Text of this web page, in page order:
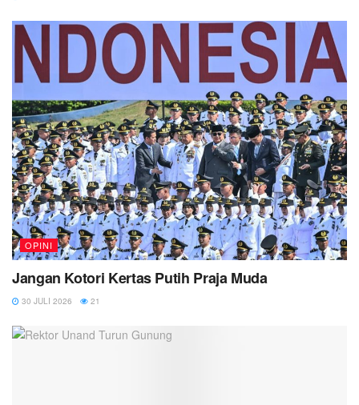
OPINI
Jangan Kotori Kertas Putih Praja Muda
30 JULI 2026 21